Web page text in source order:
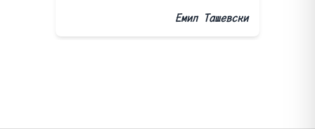
Емил Ташевски